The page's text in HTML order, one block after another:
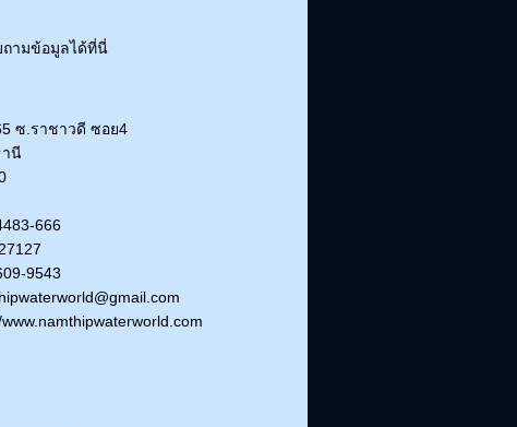
ถามข้อมูลได้ที่นี่
ซ.ราชาวดี ซอย4
นี
666
9543